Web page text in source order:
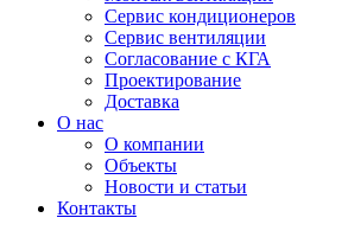
Сервис кондиционеров
Сервис вентиляции
Согласование с КГА
Проектирование
Доставка
О нас
О компании
Объекты
Новости и статьи
Контакты